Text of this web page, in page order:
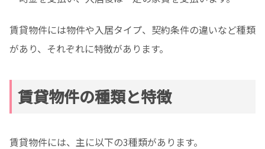
賃貸物件には物件や入居タイプ、契約条件の違いなど種類
があり、それぞれに特徴があります。
賃貸物件の種類と特徴
賃貸物件には、主に以下の3種類があります。